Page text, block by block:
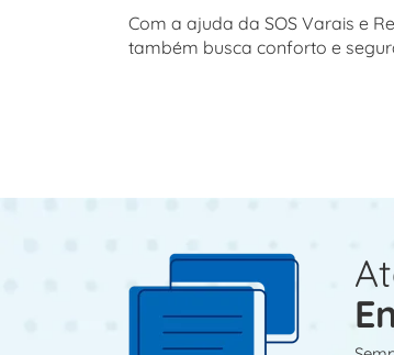
Com a ajuda da SOS Varais e
também busca conforto e